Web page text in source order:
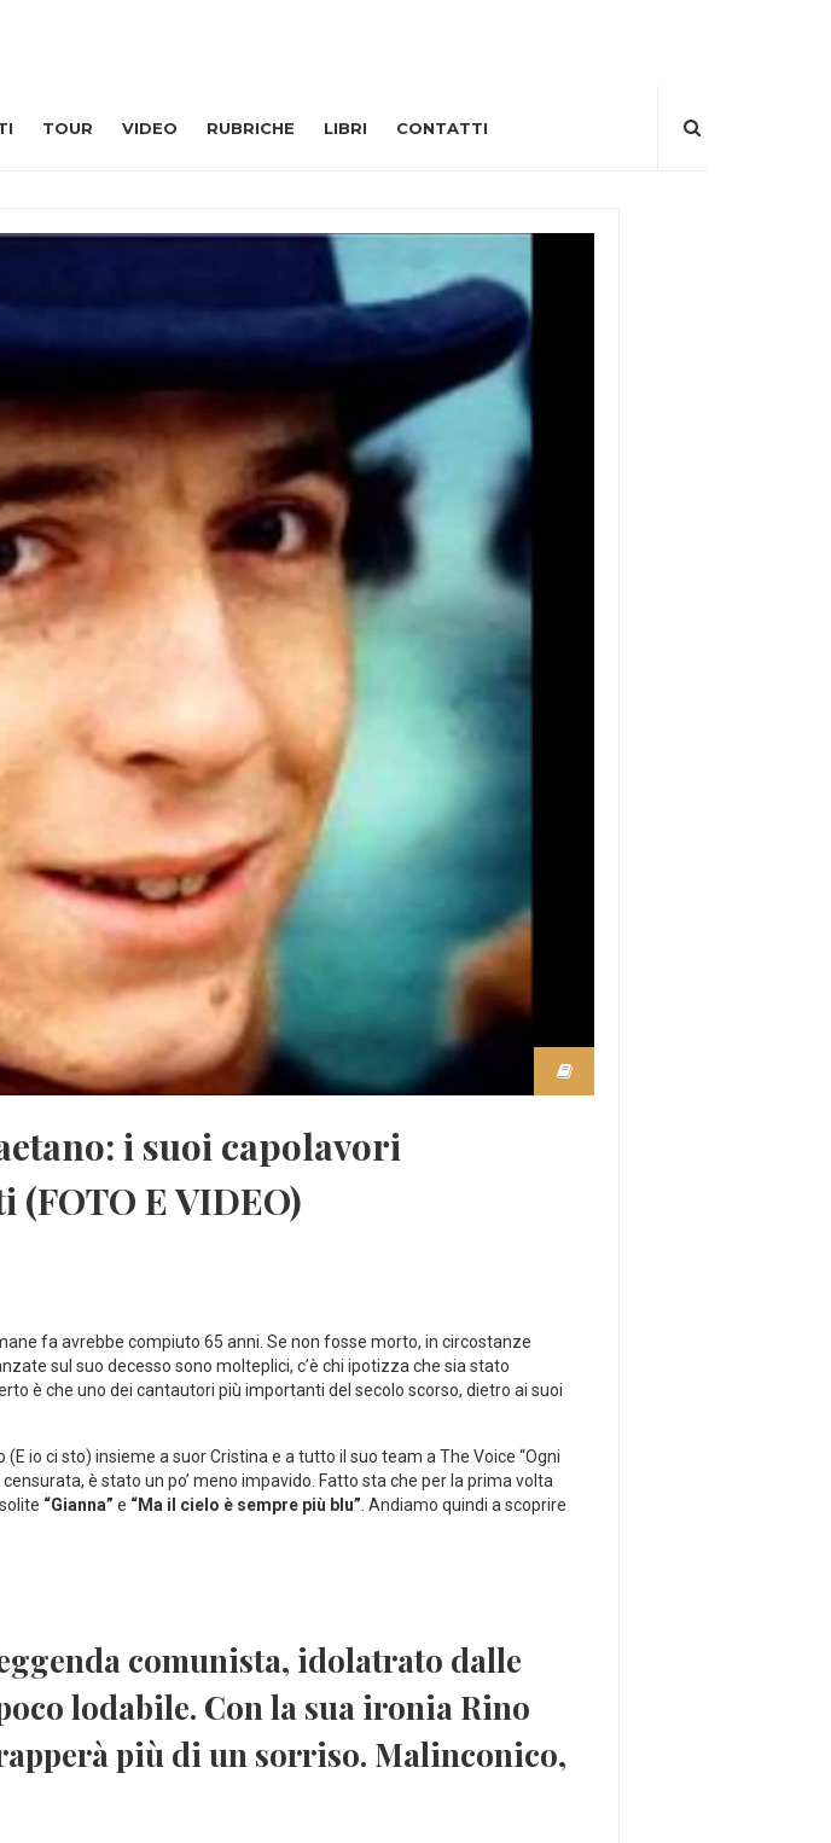
TOUR VIDEO RUBRICHE LIBRI CONTATTI
i suoi capolavori
(FOTO E VIDEO)
fa avrebbe compiuto 65 anni. Se non fosse morto, in circostanze
sul suo decesso sono molteplici, c’è chi ipotizza che sia stato
è che uno dei cantautori più importanti del secolo scorso, dietro ai suoi
io ci sto) insieme a suor Cristina e a tutto il suo team a The Voice “Ogni
è stato un po’ meno impavido. Fatto sta che per la prima volta
“Gianna” e “Ma il cielo è sempre più blu”. Andiamo quindi a scoprire
comunista, idolatrato dalle
lodabile. Con la sua ironia Rino
più di un sorriso. Malinconico,